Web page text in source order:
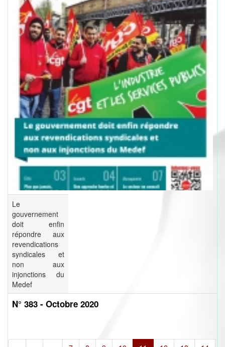
Le
gouvernement
doit enfin
répondre aux
revendications
syndicales et
non aux
injonctions du
Medef
N° 383 - Octobre 2020